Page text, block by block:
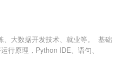
、大数据开发技术、就业等。 基础
行原理，Python IDE、语句、